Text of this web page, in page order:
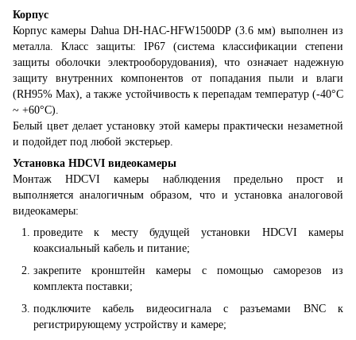
Корпус
Корпус камеры Dahua DH-HAC-HFW1500DP (3.6 мм) выполнен из
металла. Класс защиты: IP67 (система классификации степени
защиты оболочки электрооборудования), что означает надежную
защиту внутренних компонентов от попадания пыли и влаги
(RH95% Max), а также устойчивость к перепадам температур (-40°C
~ +60°C).
Белый цвет делает установку этой камеры практически незаметной
и подойдет под любой экстерьер.
Установка HDCVI видеокамеры
Монтаж HDCVI камеры наблюдения предельно прост и
выполняется аналогичным образом, что и установка аналоговой
видеокамеры:
проведите к месту будущей установки HDCVI камеры
коаксиальный кабель и питание;
закрепите кронштейн камеры с помощью саморезов из
комплекта поставки;
подключите кабель видеосигнала с разъемами BNC к
регистрирующему устройству и камере;